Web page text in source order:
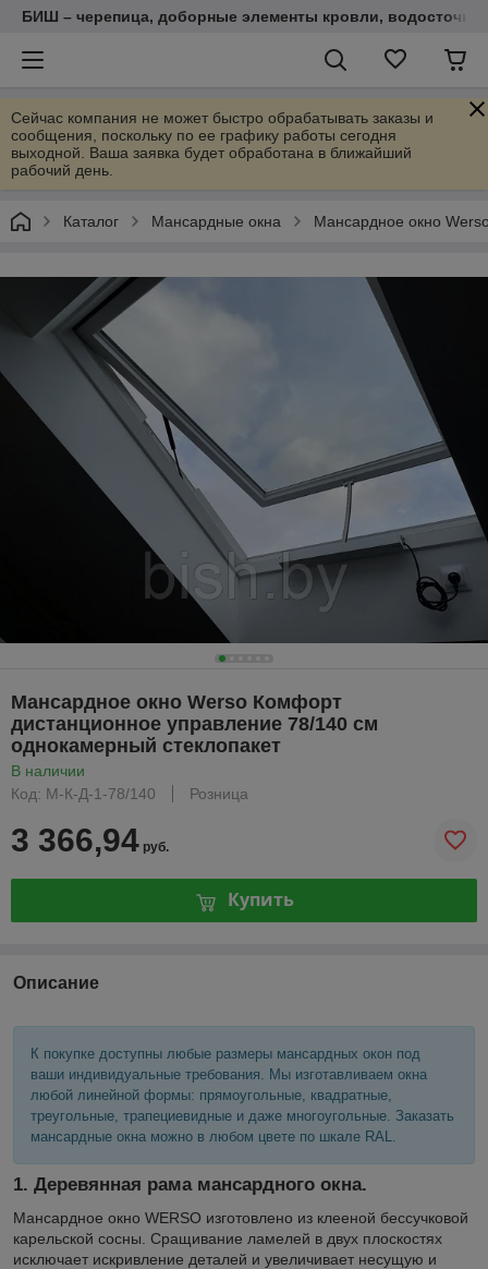
БИШ – черепица, доборные элементы кровли,
Сейчас компания не может быстро обрабатывать заказы и
сообщения, поскольку по ее графику работы сегодня
выходной. Ваша заявка будет обработана в ближайший
рабочий день.
Каталог Мансардные окна Мансардное окно
Мансардное окно Werso Комфорт
дистанционное управление 78/140 см
однокамерный стеклопакет
В наличии
Код: М-К-Д-1-78/140
Розница
3 366,94 руб.
Купить
Описание
К покупке доступны любые размеры мансардных окон под
ваши индивидуальные требования. Мы изготавливаем окна
любой линейной формы: прямоугольные, квадратные,
треугольные, трапециевидные и даже многоугольные. Заказать
мансардные окна можно в любом цвете по шкале RAL.
1. Деревянная рама мансардного окна.
Мансардное окно WERSO изготовлено из клееной бессучковой
карельской сосны. Сращивание ламелей в двух плоскостях
исключает искривление деталей и увеличивает несущую и